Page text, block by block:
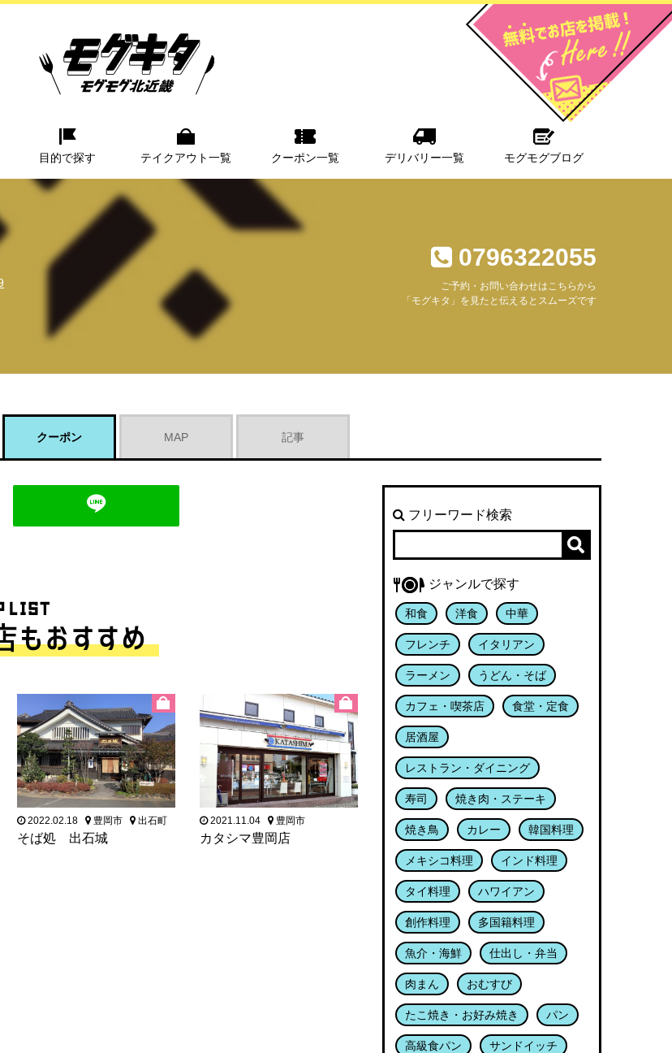
目的で探す テイクアウト一覧 クーポン一覧 デリバリー一覧 モグモグブログ
0796322055
ご予約・お問い合わせはこちらから
「モグキタ」を見たと伝えるとスムーズです
クーポン MAP 記事
2022.02.18 豊岡市 出石町
そば処 出石城
2021.11.04 豊岡市
カタシマ豊岡店
フリーワード検索
ジャンルで探す
和食 洋食 中華
フレンチ イタリアン
ラーメン うどん・そば
カフェ・喫茶店 食堂・定食
居酒屋
レストラン・ダイニング
寿司 焼き肉・ステーキ
焼き鳥 カレー 韓国料理
メキシコ料理 インド料理
タイ料理 ハワイアン
創作料理 多国籍料理
魚介・海鮮 仕出し・弁当
肉まん おむすび
たこ焼き・お好み焼き パン
高級食パン サンドイッチ